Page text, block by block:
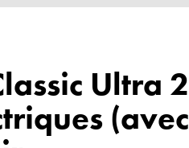
Ultra 2
(avec